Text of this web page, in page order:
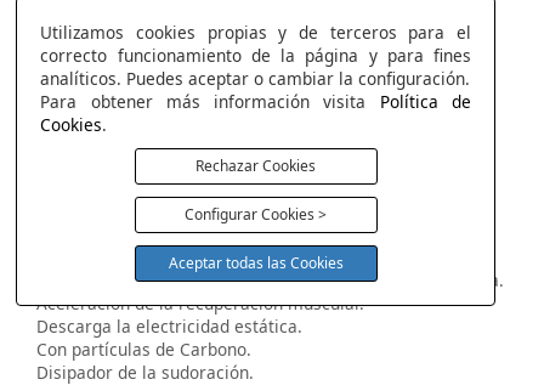
Máximo termo regulador.
Efecto nube.
Máxima frescura.
Alta Transpirabilidad.
Disipa la humedad.
La más alta elasticidad.
Visco Reset Carbono
Recuperación muscular y descarga la electricidad estática.
Aceleración de la recuperación muscular.
Descarga la electricidad estática.
Con partículas de Carbono.
Disipador de la sudoración.
Utilizamos cookies propias y de terceros para el
correcto funcionamiento de la página y para fines
analíticos. Puedes aceptar o cambiar la configuración.
Para obtener más información visita Política de
Cookies.
Rechazar Cookies
Configurar Cookies >
Aceptar todas las Cookies